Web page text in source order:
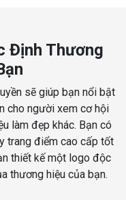
Định Thương
sẽ giúp bạn nổi bật
cho người xem cơ hội
làm đẹp khác. Bạn có
trang điểm cao cấp tốt
thiết kế một logo độc
thương hiệu của bạn.